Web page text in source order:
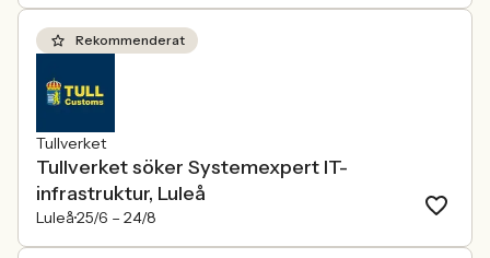
Rekommenderat
Tullverket
Tullverket söker Systemexpert IT-
infrastruktur, Luleå
Luleå25/6 – 24/8